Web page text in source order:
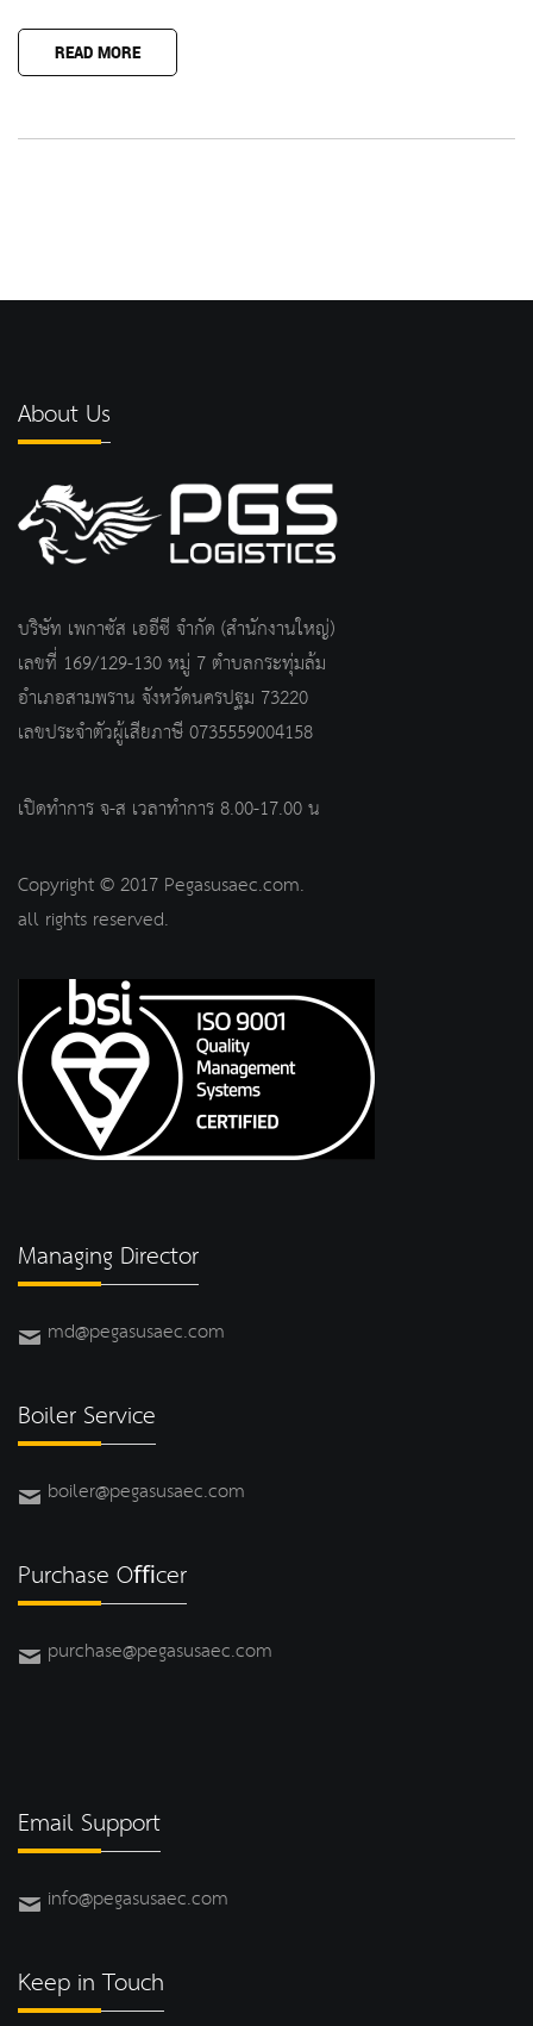
READ MORE
About Us
บริษัท เพกาซัส เออีซี จำกัด (สำนักงานใหญ่)
เลขที่ 169/129-130 หมู่ 7 ตำบลกระทุ่มล้ม
อำเภอสามพราน จังหวัดนครปฐม 73220
เลขประจำตัวผู้เสียภาษี 0735559004158
เปิดทำการ จ-ส เวลาทำการ 8.00-17.00 น
Copyright © 2017 Pegasusaec.com.
all rights reserved.
Managing Director
md@pegasusaec.com
Boiler Service
boiler@pegasusaec.com
Purchase Oﬃcer
purchase@pegasusaec.com
Email Support
info@pegasusaec.com
Keep in Touch